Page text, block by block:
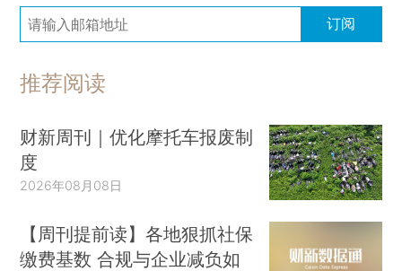
订阅
推荐阅读
财新周刊｜优化摩托车报废制
度
2026年08月08日
【周刊提前读】各地狠抓社保
缴费基数 合规与企业减负如